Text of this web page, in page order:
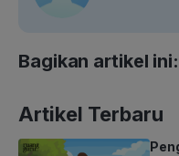
Bagikan artikel ini:
Artikel Terbaru